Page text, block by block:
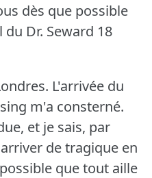
dès que possible
du Dr. Seward 18
L'arrivée du
m'a consterné.
et je sais, par
de tragique en
que tout aille